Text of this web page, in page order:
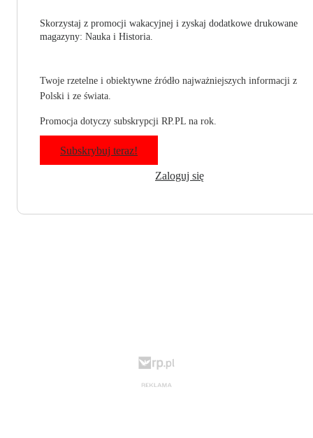
Skorzystaj z promocji wakacyjnej i zyskaj dodatkowe drukowane
magazyny: Nauka i Historia.
Twoje rzetelne i obiektywne źródło najważniejszych informacji z
Polski i ze świata.
Promocja dotyczy subskrypcji RP.PL na rok.
Subskrybuj teraz!
Zaloguj się